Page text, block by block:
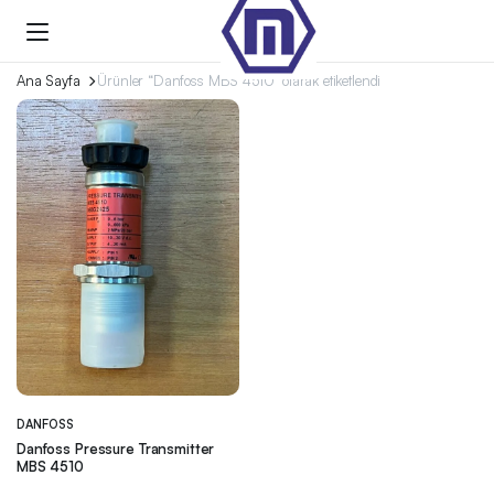
Ana Sayfa Ürünler “Danfoss MBS 4510” olarak etiketlendi
DANFOSS
Danfoss Pressure Transmitter
MBS 4510